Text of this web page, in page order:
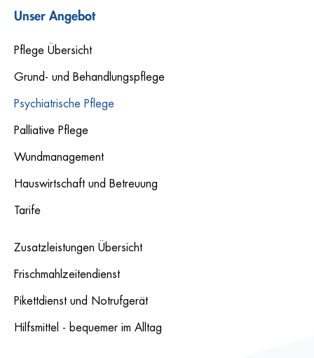
Unser Angebot
Pflege Übersicht
Grund- und Behandlungspflege
Psychiatrische Pflege
Palliative Pflege
Wundmanagement
Hauswirtschaft und Betreuung
Tarife
Zusatzleistungen Übersicht
Frischmahlzeitendienst
Pikettdienst und Notrufgerät
Hilfsmittel - bequemer im Alltag